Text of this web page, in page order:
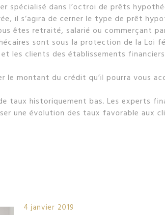
dans l’octroi de prêts
il s’agira de cerner le type de prêt
êtes retraité, salarié ou commerçant
sont sous la protection de la Loi
clients des établissements financiers
montant du crédit qu’il pourra vous
taux historiquement bas. Les experts
une évolution des taux favorable aux
4 janvier 2019